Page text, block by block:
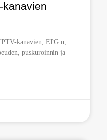
kanavien
kanavien, EPG:n,
puskuroinnin ja